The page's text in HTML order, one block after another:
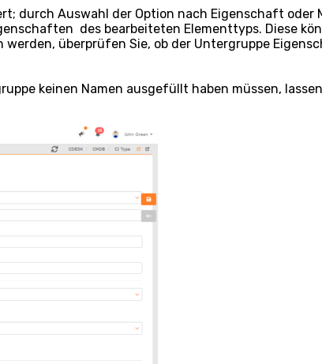
durch Auswahl der Option nach Eigenschaft oder
des bearbeiteten Elementtyps. Diese
überprüfen Sie, ob der Untergruppe
keinen Namen ausgefüllt haben müssen,